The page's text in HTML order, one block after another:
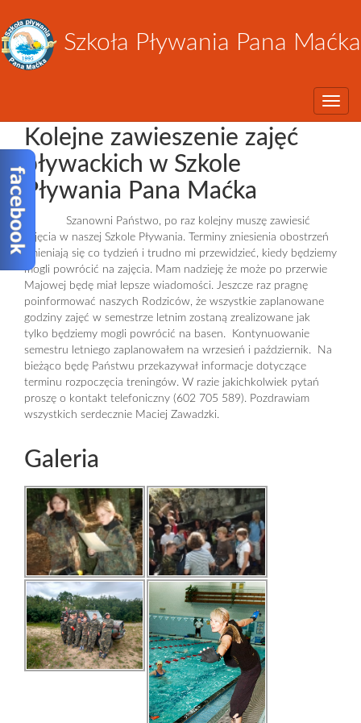
Szkoła Pływania Pana Maćka
Kolejne zawieszenie zajęć
pływackich w Szkole
Pływania Pana Maćka
Szanowni Państwo, po raz kolejny muszę zawiesić
zajęcia w naszej Szkole Pływania. Terminy zniesienia obostrzeń
zmieniają się co tydzień i trudno mi przewidzieć, kiedy będziemy
mogli powrócić na zajęcia. Mam nadzieję że może po przerwie
Majowej będę miał lepsze wiadomości. Jeszcze raz pragnę
poinformować naszych Rodziców, że wszystkie zaplanowane
godziny zajęć w semestrze letnim zostaną zrealizowane jak
tylko będziemy mogli powrócić na basen. Kontynuowanie
semestru letniego zaplanowałem na wrzesień i październik. Na
bieżąco będę Państwu przekazywał informacje dotyczące
terminu rozpoczęcia treningów. W razie jakichkolwiek pytań
proszę o kontakt telefoniczny (602 705 589). Pozdrawiam
wszystkich serdecznie Maciej Zawadzki.
Galeria